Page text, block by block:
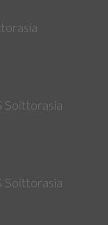
Soittorasia
Soittorasia